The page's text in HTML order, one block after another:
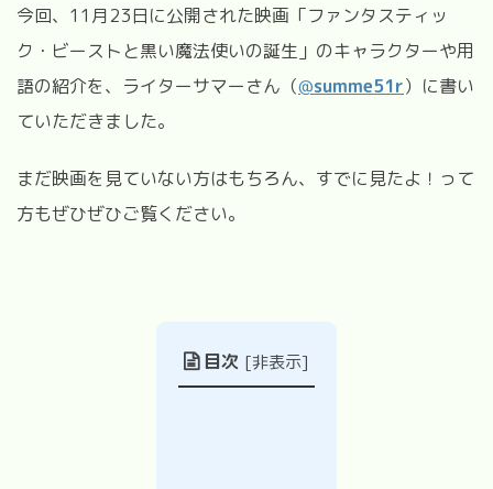
今回、11 月23日に公開された映画 「ファンタスティッ
ク・ビーストと黒い魔法使いの誕生」のキャラクターや用
語の紹介を、ライターサマーさん（@summe51r）に書い
ていただきました。
まだ映画を見ていない方はもちろん、すでに見たよ！って
方もぜひぜひご覧ください。
目次 [非表示]